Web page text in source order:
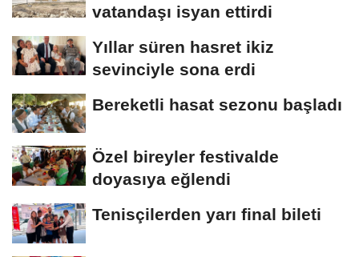
vatandaşı isyan ettirdi
Yıllar süren hasret ikiz
sevinciyle sona erdi
Bereketli hasat sezonu başladı
Özel bireyler festivalde
doyasıya eğlendi
Tenisçilerden yarı final bileti